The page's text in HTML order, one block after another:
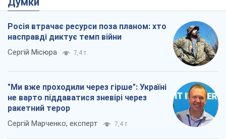
Росія втрачає ресурси поза планом: хто
насправді диктує темп війни
Сергій Місюра 7,4 т.
"Ми вже проходили через гірше": Україні
не варто піддаватися зневірі через
ракетний терор
Сергій Марченко, експерт 7,4 т.